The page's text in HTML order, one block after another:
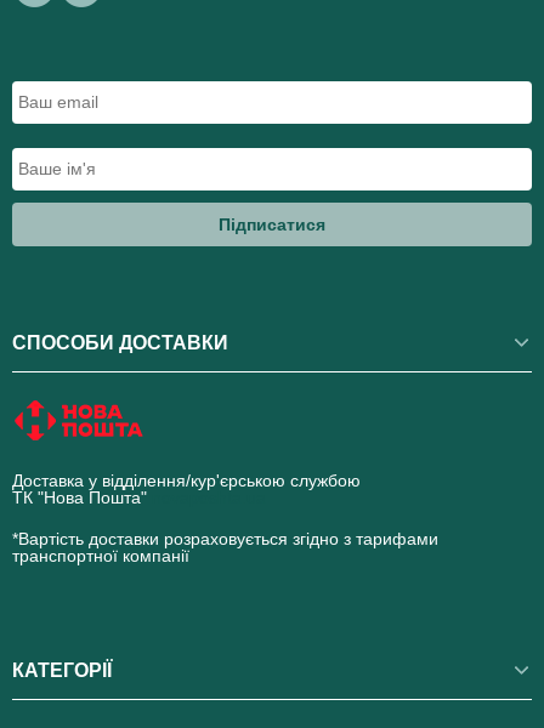
Підписатися
СПОСОБИ ДОСТАВКИ
Доставка у відділення/кур'єрською службою
ТК "Нова Пошта"
*Вартість доставки розраховується згідно з тарифами
транспортної компанії
КАТЕГОРІЇ